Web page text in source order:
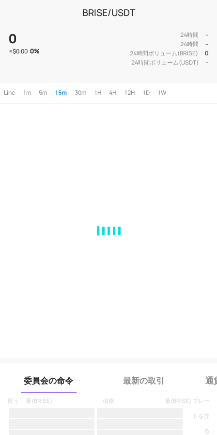
BRISE/USDT
0
≈$0.00 0%
24時間
--
24時間
--
24時間ボリューム(BRISE)
0
24時間ボリューム(USDT)
--
Line 1m 5m 15m 30m 1H 4H 12H 1D 1W
委員会の命令 最新の取引 通
買う 量(BRISE) 価格
プレー
トを売
る
量(BRISE)